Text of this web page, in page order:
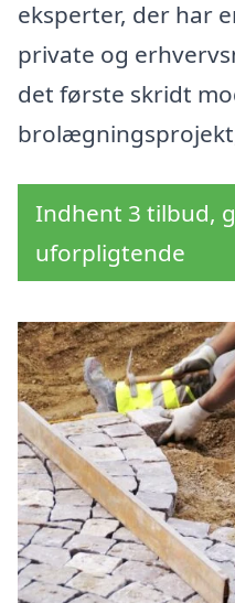
eksperter, der har
private og
det første skridt
Indhent 3 tilbud,
uforpligtende